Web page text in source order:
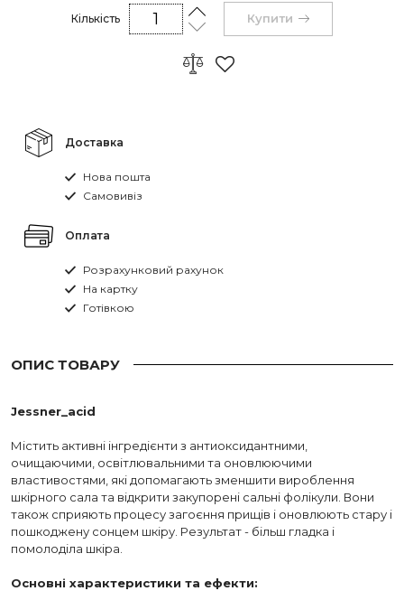
Кількість Купити
Доставка
Нова пошта
Самовивіз
Оплата
Розрахунковий рахунок
На картку
Готівкою
ОПИС ТОВАРУ
Jessner_acid
Містить активні інгредієнти з антиоксидантними,
очищаючими, освітлювальними та оновлюючими
властивостями, які допомагають зменшити вироблення
шкірного сала та відкрити закупорені сальні фолікули. Вони
також сприяють процесу загоєння прищів і оновлюють стару і
пошкоджену сонцем шкіру. Результат - більш гладка і
помолоділа шкіра.
Основні характеристики та ефекти: